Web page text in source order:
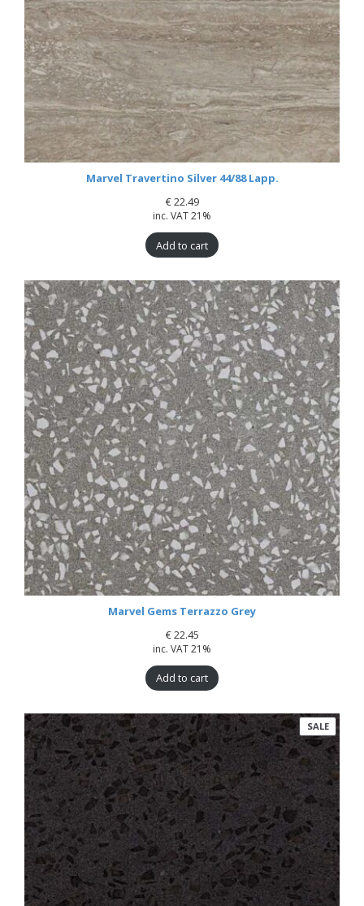
Marvel Travertino Silver 44/88 Lapp.
€22.49
inc. VAT 21%
Add to cart
Marvel Gems Terrazzo Grey
€22.45
inc. VAT 21%
Add to cart
SALE
ON
SALE